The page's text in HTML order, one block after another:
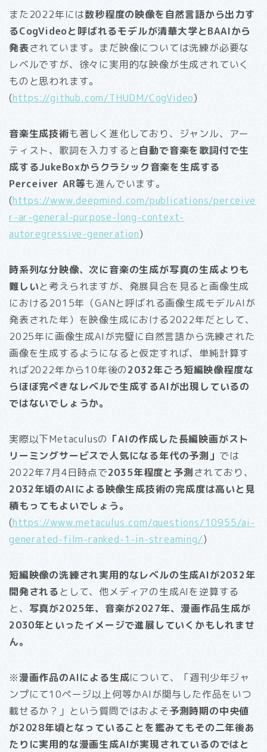
また2022年には数秒程度の映像を自然言語から出力す
るCogVideoと呼ばれるモデルが清華大学とBAAIから
発表されています。まだ映像については洗練が必要な
レベルですが、徐々に実用的な映像が生成されていく
ものと思われます。
(https://github.com/THUDM/CogVideo)
音楽生成技術も著しく進化しており、ジャンル、アー
ティスト、歌詞を入力すると自動で音楽を歌詞付で生
成するJukeBoxからクラシック音楽を生成する
Perceiver AR等も進んでいます。
(https://www.deepmind.com/publications/perceive
r-ar-general-purpose-long-context-
autoregressive-generation)
時系列な分映像、次に音楽の生成が写真の生成よりも
難しいと考えられますが、発展具合を見ると画像生成
における2015年（GANと呼ばれる画像生成モデルAIが
発表された年）を映像生成における2022年だとして、
2025年に画像生成AIが完璧に自然言語から洗練された
画像を生成するようになると仮定すれば、単純計算す
れば2022年から10年後の2032年ごろ短編映像程度な
らほぼ完ぺきなレベルで生成するAIが出現しているの
ではないでしょうか。
実際以下Metaculusの 「AIの作成した長編映画がスト
リーミングサービスで人気になる年代の予測」 では
2022年7月4日時点で2035年程度と予測されており、
2032年頃のAIによる映像生成技術の完成度は高いと見
積もってもよいでしょう。
(https://www.metaculus.com/questions/10955/ai-
generated-film-ranked-1-in-streaming/)
短編映像の洗練され実用的なレベルの生成AIが2032年
開発されるとして、他メディアの生成AIを逆算する
と、 写真が2025年、音楽が2027年、漫画作品生成が
2030年といったイメージで進展していくかもしれませ
ん。
※漫画作品のAIによる生成について、「週刊少年ジャ
ンプにて10ページ以上何等かAIが関与した作品をいつ
載せるか？」という質問ではおよそ予測時期の中央値
が2028年頃となっていることを鑑みてもその二年後あ
たりに実用的な漫画生成AIが実現されているのではと